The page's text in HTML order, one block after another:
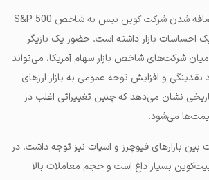
افزون بر عوامل کلان، اضافه شدن شرکت کوین بیس به شاخص S&P 500
بازار داشته است. حضور یک بازیگر
میان شرکت‌های شاخص بازار سهام آمریکا، می‌تواند
و افزایش توجه عمومی به بازار ارزهای
نشان می‌دهد که چنین تغییراتی اغلب در
می‌شود.
بین بازارهای فیوچرز و اسپات نیز توجه داشت. در
بسیار داغ است و حجم معاملات بالا